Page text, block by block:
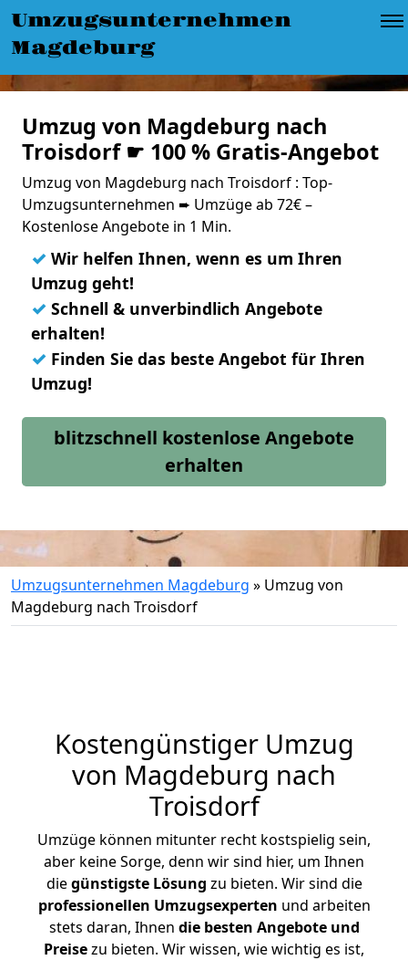
Umzugsunternehmen
Magdeburg
Umzug von Magdeburg nach
Troisdorf ☛ 100 % Gratis-Angebot
Umzug von Magdeburg nach Troisdorf : Top-
Umzugsunternehmen ➨ Umzüge ab 72€ –
Kostenlose Angebote in 1 Min.
✓ Wir helfen Ihnen, wenn es um Ihren
Umzug geht!
✓ Schnell & unverbindlich Angebote
erhalten!
✓ Finden Sie das beste Angebot für Ihren
Umzug!
blitzschnell kostenlose Angebote
erhalten
Umzugsunternehmen Magdeburg » Umzug von
Magdeburg nach Troisdorf
Kostengünstiger Umzug
von Magdeburg nach
Troisdorf
Umzüge können mitunter recht kostspielig sein,
aber keine Sorge, denn wir sind hier, um Ihnen
diegünstigste Lösung zu bieten. Wir sind die
professionellen Umzugsexperten und arbeiten
stets daran, Ihnen die besten Angebote und
Preisezu bieten. Wir wissen, wie wichtig es ist,